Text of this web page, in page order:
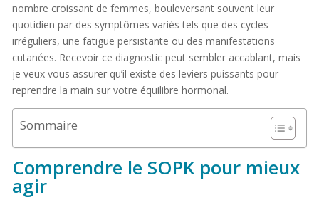
nombre croissant de femmes, bouleversant souvent leur
quotidien par des symptômes variés tels que des cycles
irréguliers, une fatigue persistante ou des manifestations
cutanées. Recevoir ce diagnostic peut sembler accablant, mais
je veux vous assurer qu’il existe des leviers puissants pour
reprendre la main sur votre équilibre hormonal.
Sommaire
Comprendre le SOPK pour mieux
agir